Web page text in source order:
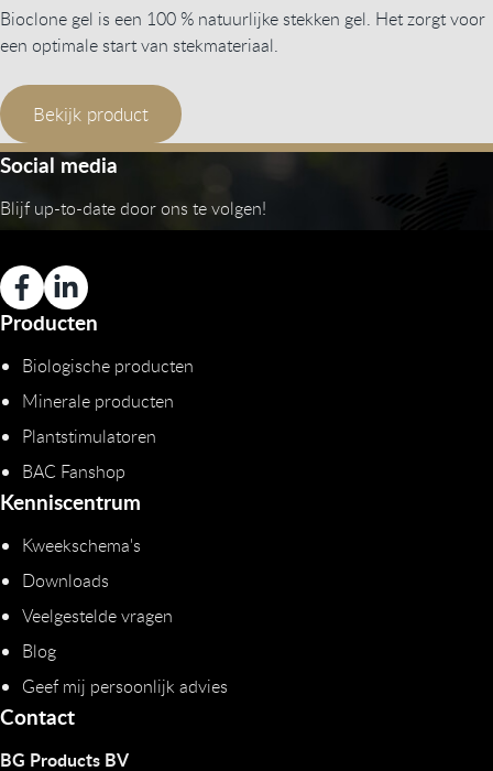
Bioclone gel is een 100 % natuurlijke stekken gel. Het zorgt voor
een optimale start van stekmateriaal.
Bekijk product
Social media
Blijf up-to-date door ons te volgen!
Producten
Biologische producten
Minerale producten
Plantstimulatoren
BAC Fanshop
Kenniscentrum
Kweekschema's
Downloads
Veelgestelde vragen
Blog
Geef mij persoonlijk advies
Contact
BG Products BV